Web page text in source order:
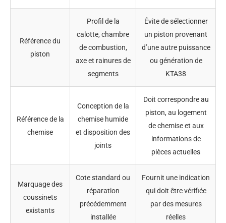
Référence du
piston
Profil de la
calotte, chambre
de combustion,
axe et rainures de
segments
Évite de sélectionner
un piston provenant
d’une autre puissance
ou génération de
KTA38
Référence de la
chemise
Conception de la
chemise humide
et disposition des
joints
Doit correspondre au
piston, au logement
de chemise et aux
informations de
pièces actuelles
Marquage des
coussinets
existants
Cote standard ou
réparation
précédemment
installée
Fournit une indication
qui doit être vérifiée
par des mesures
réelles